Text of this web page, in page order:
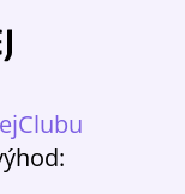
Bonaventúra,
Michal a
Iglódy, ktorý
nad znakmi
Pri úprimnej
svetlo, útechu i